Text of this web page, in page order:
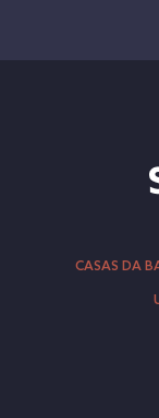
CASAS DA